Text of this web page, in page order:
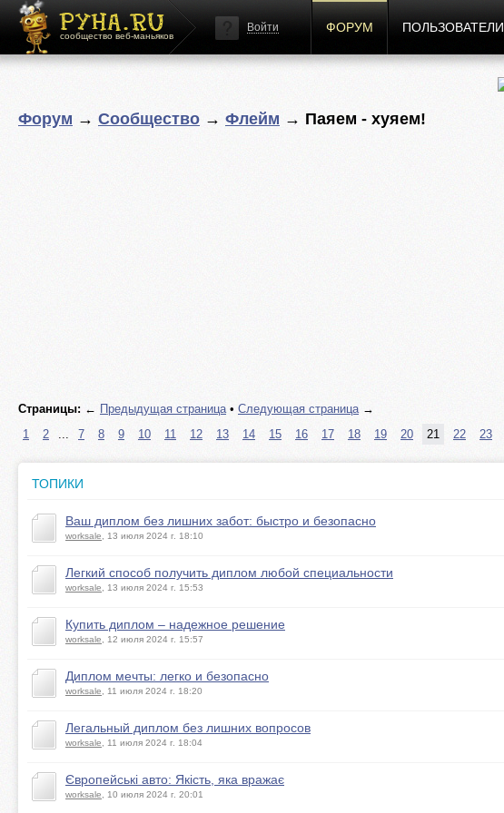
сообщество веб-маньяков
Войти ФОРУМ ПОЛЬЗОВАТЕЛИ
Форум → Сообщество → Флейм → Паяем - хуяем!
Страницы: ← Предыдущая страница• Следующая страница→
1
2 ... 7 8 9 10 11 12 13 14 15 16 17 18 19 20 21 22 23
ТОПИКИ
Ваш диплом без лишних забот: быстро и безопасно
worksale , 13 июля 2024 г. 18:10
Легкий способ получить диплом любой специальности
worksale , 13 июля 2024 г. 15:53
Купить диплом – надежное решение
worksale , 12 июля 2024 г. 15:57
Диплом мечты: легко и безопасно
worksale , 11 июля 2024 г. 18:20
Легальный диплом без лишних вопросов
worksale , 11 июля 2024 г. 18:04
Європейські авто: Якість, яка вражає
worksale , 10 июля 2024 г. 20:01